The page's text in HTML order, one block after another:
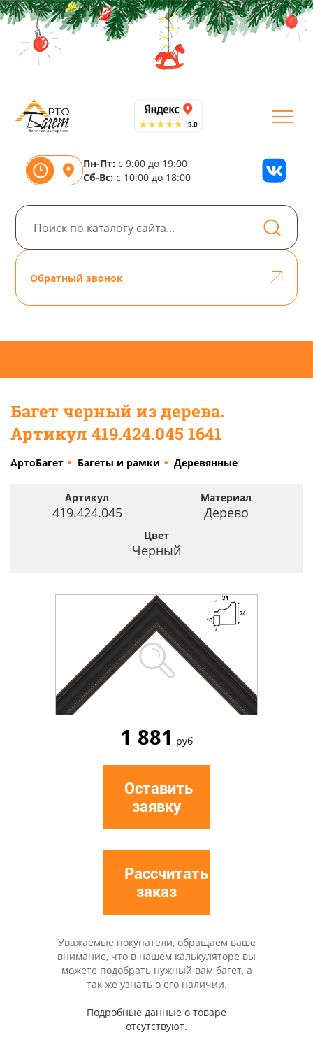
Пн-Пт: с 9:00 до 19:00
Сб-Вс: с 10:00 до 18:00
Обратный звонок
Багет черный из дерева.
Артикул 419.424.045 1641
АртоБагет Багеты и рамки Деревянные
Артикул
419.424.045
Материал
Дерево
Цвет
Черный
1 881 руб
Оставить
заявку
Рассчитать
заказ
Уважаемые покупатели, обращаем ваше
внимание, что в нашем калькуляторе вы
можете подобрать нужный вам багет, а
так же узнать о его наличии.
Подробные данные о товаре
отсутствуют.